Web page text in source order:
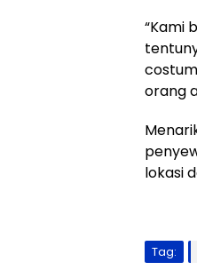
“Kami
orang
lokasi
Tag: